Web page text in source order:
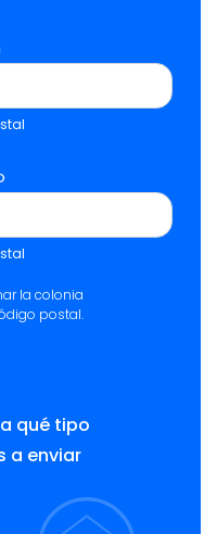
la colonia
postal.
qué tipo
a enviar